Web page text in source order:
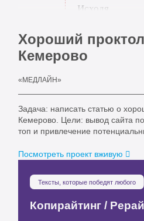
Хороший
Кемерово
«МЕДЛАЙН»
Задача: написать статью о
Кемерово. Цели: вывод сайта
топ и привлечение
Посмотреть проект вживую
чаще всего,
проктологу,
что они
визит к
народной
без того
организма.
Тексты, которые победят любого
Копирайтинг /